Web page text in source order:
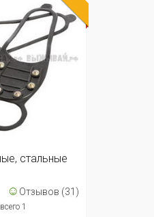
стальные
☺ Отзывов (31)
1